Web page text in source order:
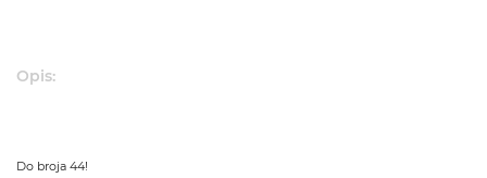
Opis:
Do broja 44!